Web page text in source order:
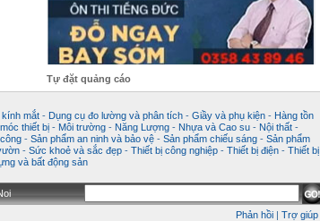
Tự đặt quảng cáo
mắt - Dụng cụ đo lường và phân tích - Giầy và phụ kiện - Hàng tồn
thiết bị - Môi trường - Năng Lượng - Nhựa và Cao su - Nội thất -
- Sản phẩm an ninh và bảo vệ - Sản phẩm chiếu sáng - Sản phẩm
- Sức khoẻ và sắc đẹp - Thiết bị công nghiệp - Thiết bị điện - Thiết bị
và bất động sản
Phản hồi Trợ giúp